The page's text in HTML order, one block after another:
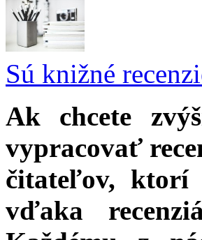
Sú knižné
Ak chcete
vypracovať
čitateľov,
vďaka